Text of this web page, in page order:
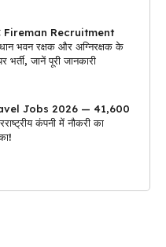
Fireman Recruitment
भवन रक्षक और अग्निरक्षक के
भर्ती, जानें पूरी जानकारी
Jobs 2026 — ₹41,600
कंपनी में नौकरी का